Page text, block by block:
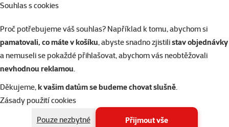
Souhlas s cookies
Proč potřebujeme váš souhlas? Například k tomu, abychom si
pamatovali, co máte v košíku, abyste snadno zjistilistav objednávky
a nemuseli se pokaždé přihlašovat, abychom vás neobtěžovali
nevhodnou reklamou.
Děkujeme,k vašim datům se budeme chovat slušně.
Zásady použití cookies
Pouze nezbytné
Přijmout vše
Akvárium ANTE s rámečkem 30x15x20cm 9l
Hodnocení 0%
Cena
449 Kč
Skladem